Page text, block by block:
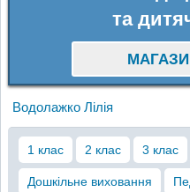
та
Водолажко Лілія
1 клас 2 клас 3 клас
Дошкільне виховання